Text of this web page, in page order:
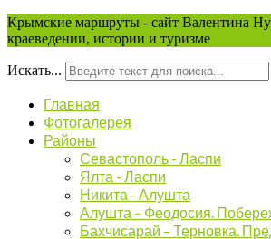
Крымские маршруты - сайт Валентина
краеведении, истории и туризме
Искать...
Главная
Фотогалерея
Районы
Севастополь - Ласпи
Ялта - Ласпи
Никита - Алушта
Алушта – Феодосия.
Бахчисарай – Терновка.